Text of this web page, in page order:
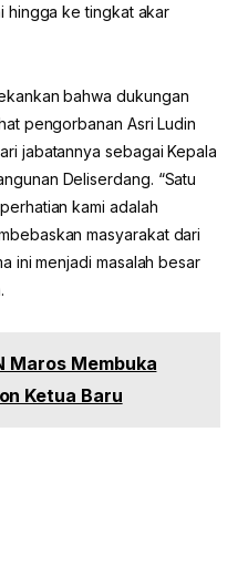
hingga ke tingkat akar
bahwa dukungan
pengorbanan Asri Ludin
jabatannya sebagai Kepala
Deliserdang. “Satu
kami adalah
masyarakat dari
ini menjadi masalah besar
Maros Membuka
Ketua Baru